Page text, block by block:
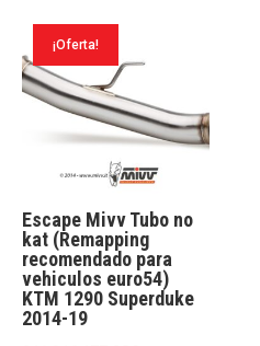
¡Oferta!
Escape Mivv Tubo no
kat (Remapping
recomendado para
vehiculos euro54)
KTM 1290 Superduke
2014-19